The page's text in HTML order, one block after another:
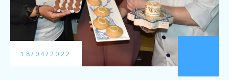
18/04/2022
NOTICIAS
CONCURSOS Y PREMIOS
CONTACTO